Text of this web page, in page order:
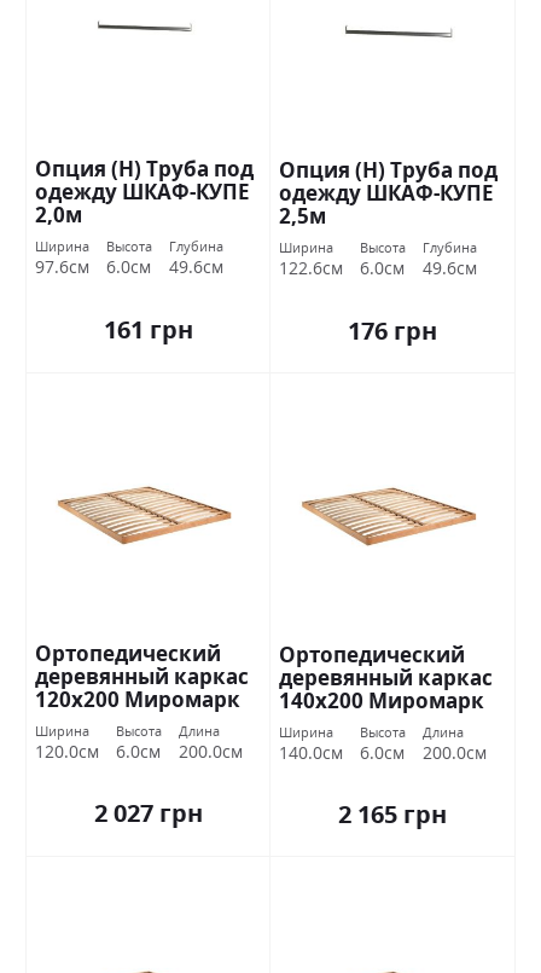
Опция (Н) Труба под
одежду ШКАФ-КУПЕ
2,0м
Ширина
97.6см
Высота
6.0см
Глубина
49.6см
161 грн
Опция (Н) Труба под
одежду ШКАФ-КУПЕ
2,5м
Ширина
122.6см
Высота
6.0см
Глубина
49.6см
176 грн
Ортопедический
деревянный каркас
120х200 Миромарк
Ширина
120.0см
Высота
6.0см
Длина
200.0см
2 027 грн
Ортопедический
деревянный каркас
140х200 Миромарк
Ширина
140.0см
Высота
6.0см
Длина
200.0см
2 165 грн